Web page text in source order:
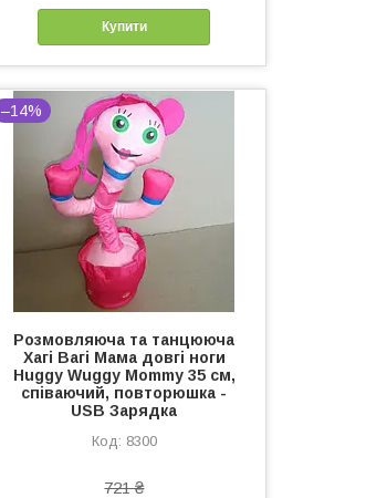
Купити
–14%
Розмовляюча та танцююча
Хагі Вагі Мама довгі ноги
Huggy Wuggy Mommy 35 см,
співаючий, повторюшка -
USB Зарядка
8300
721 ₴